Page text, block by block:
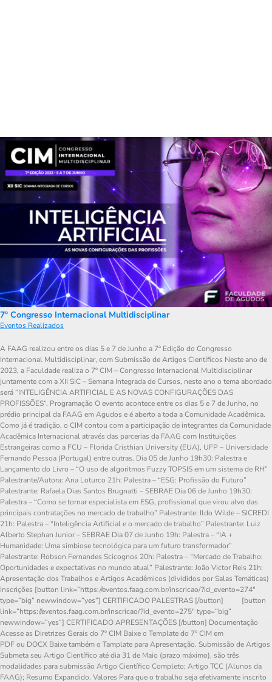
7º Congresso Internacional Multidisciplinar
Eventos Realizados
A FAAG realizou entre os dias 5 e 7 de Junho a 7ª Edição do Congresso
Internacional Multidisciplinar, com Submissão de Artigos Científicos Neste ano de
2023, a Faculdade realiza o 7º CIM – Congresso Internacional Multidisciplinar
juntamente com a XII SIC – Semana Integrada de Cursos, neste ano o tema abordado
será “INTELIGÊNCIA ARTIFICIAL E AS NOVAS CONFIGURAÇÕES DAS
PROFISSÕES“. Programação O evento acontece entre os dias 5 e 7 de Junho, no
prédio principal da FAAG em Agudos e é aberto a toda a Comunidade Acadêmica.
Como já é tradição, o CIM contou com a participação de integrantes da Comunidade
Acadêmica Internacional através das parcerias da FAAG com Instituições
Estrangeiras como a FCU – Florida Cristhian University (EUA), UFP – Universidade
Fernando Pessoa (Portugal) entre outras. Dia 05 de Junho 19h30: Palestra e
Lançamento do Livro – “O uso de algoritmos Fuzzy TOPSIS em um sistema de RH”
Palestrante/Autora: Ana Loturco 21h: Palestra – “ESG: Profissão do Futuro”
Palestrante: Rafaela Dias Santos Brugnatti – SEBRAE Dia 06 de Junho 19h30:
Palestra – “Como se tornar especialista em ESG, profissional que virou alvo das
principais contratações no mercado de trabalho” Palestrante: Ildo Wilde – SICREDI
21h: Palestra – “Inteligência Artificial e o mercado de trabalho” Palestrante: Luiz
Alberto Stephan Junior – SEBRAE Dia 07 de Junho 19h: Palestra – “IA +
Humanidade: Uma simbiose tecnológica para um futuro transformador”
Palestrante: Robson Fernandes Scicognos 20h: Palestra – “Mercado de Trabalho:
Oportunidades e expectativas no mundo atual” Palestrante: João Victor Reis 21h:
Apresentação dos Trabalhos e Artigos Acadêmicos (divididos por Salas Temáticas)
Inscrições [button link=”https://eventos.faag.com.br/inscricao/?id_evento=274″
type=”big” newwindow=”yes”] CERTIFICADO PALESTRAS [/button] [button
link=”https://eventos.faag.com.br/inscricao/?id_evento=275″ type=”big”
newwindow=”yes”] CERTIFICADO APRESENTAÇÕES [/button] Documentação
Acesse as Diretrizes Gerais do 7º CIM Baixe o Template do 7º CIM em
PDF ou DOCX Baixe também o Tamplate para Apresentação. Submissão de Artigos
Submeta seu Artigo Científico até dia 31 de Maio (prazo máximo), são três
modalidades para submissão Artigo Científico Completo; Artigo TCC (Alunos da
FAAG); Resumo Expandido. Valores Para que o trabalho seja efetivamente inscrito